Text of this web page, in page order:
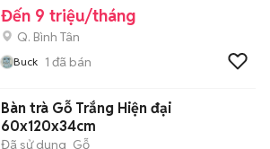
Đến 9 triệu/tháng
Q. Bình Tân
Buck 1 đã bán
Bàn trà Gỗ Trắng Hiện đại
60x120x34cm
Đã sử dụng Gỗ